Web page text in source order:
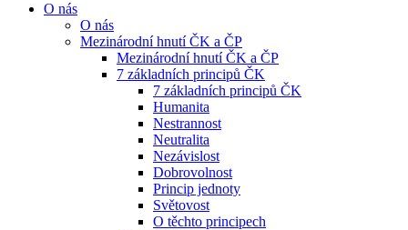
O nás
O nás
Mezinárodní hnutí ČK a ČP
Mezinárodní hnutí ČK a ČP
7 základních principů ČK
7 základních principů ČK
Humanita
Nestrannost
Neutralita
Nezávislost
Dobrovolnost
Princip jednoty
Světovost
O těchto principech